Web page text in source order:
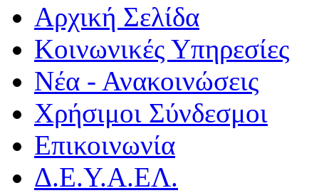
Αρχική Σελίδα
Κοινωνικές Υπηρεσίες
Νέα - Ανακοινώσεις
Χρήσιμοι Σύνδεσμοι
Επικοινωνία
Δ.Ε.Υ.Α.ΕΛ.